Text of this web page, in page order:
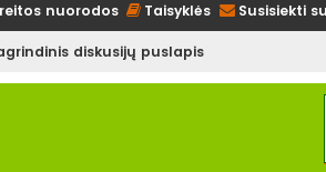
nuorodos Taisyklės Susisiekti
diskusijų puslapis